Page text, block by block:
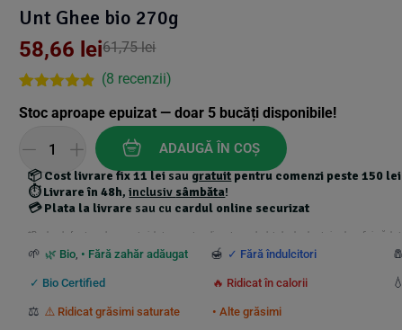
Unt Ghee bio 270g
61,75lei
58,66 lei
out of 5
customer
ratings
(8 recenzii)
Stoc aproape epuizat — doar 5 bucăți disponibile!
ADAUGĂ ÎN COȘ
📦Cost livrare fix 11 leisaugratuitpentru comenzi peste 150 lei
⏱️Livrare în 48h,inclusiv sâmbăta!
💳Plata la livrare sau cu cardul online securizat
*Produsele foarte grele au costuri de transport suplimentare calculate la checkout și nu beneficiază de
🌱 🌿 Bio, • Fără zahăr adăugat 🍯 ✓ Fără îndulcitori 🧂
✓ Bio Certified 🔥 Ridicat în calorii 💧
⚖️ ⚠️ Ridicat grăsimi saturate • Alte grăsimi